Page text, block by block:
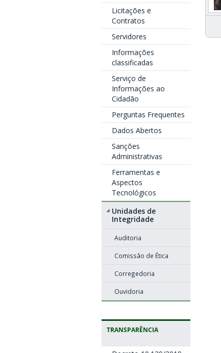
Licitações e
Contratos
Servidores
Informações
classificadas
Serviço de
Informações ao
Cidadão
Perguntas Frequentes
Dados Abertos
Sanções
Administrativas
Ferramentas e
Aspectos
Tecnológicos
Unidades de
Integridade
Auditoria
Comissão de Ética
Corregedoria
Ouvidoria
TRANSPARÊNCIA